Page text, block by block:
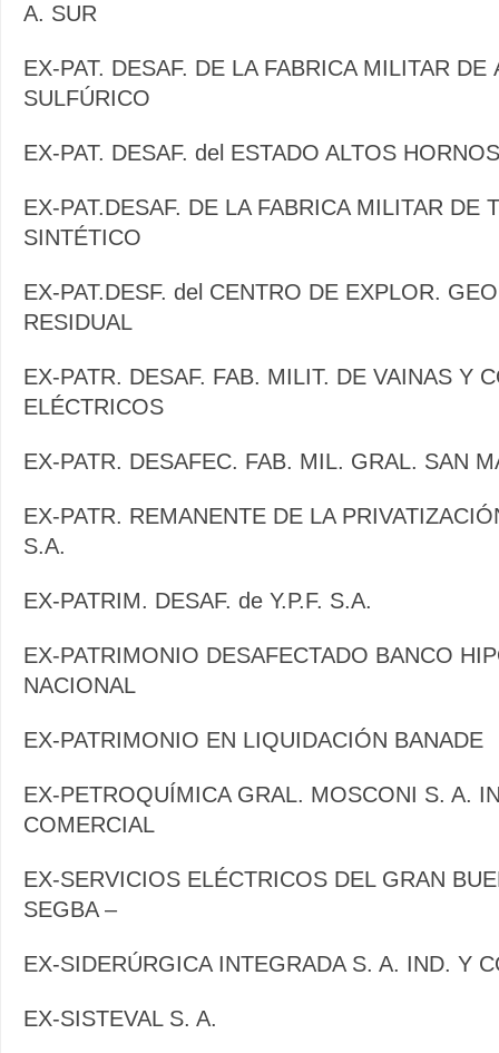
A. SUR
EX-PAT. DESAF. DE LA FABRICA MILITAR DE
SULFÚRICO
EX-PAT. DESAF. del ESTADO ALTOS
EX-PAT.DESAF. DE LA FABRICA MILITAR DE
SINTÉTICO
EX-PAT.DESF. del CENTRO DE EXPLOR.
RESIDUAL
EX-PATR. DESAF. FAB. MILIT. DE VAINAS Y
ELÉCTRICOS
EX-PATR. DESAFEC. FAB. MIL. GRAL. SAN
EX-PATR. REMANENTE DE LA
S.A.
EX-PATRIM. DESAF. de Y.P.F. S.A.
EX-PATRIMONIO DESAFECTADO BANCO
NACIONAL
EX-PATRIMONIO EN LIQUIDACIÓN BANADE
EX-PETROQUÍMICA GRAL. MOSCONI S. A.
COMERCIAL
EX-SERVICIOS ELÉCTRICOS DEL GRAN
SEGBA –
EX-SIDERÚRGICA INTEGRADA S. A. IND. Y
EX-SISTEVAL S. A.